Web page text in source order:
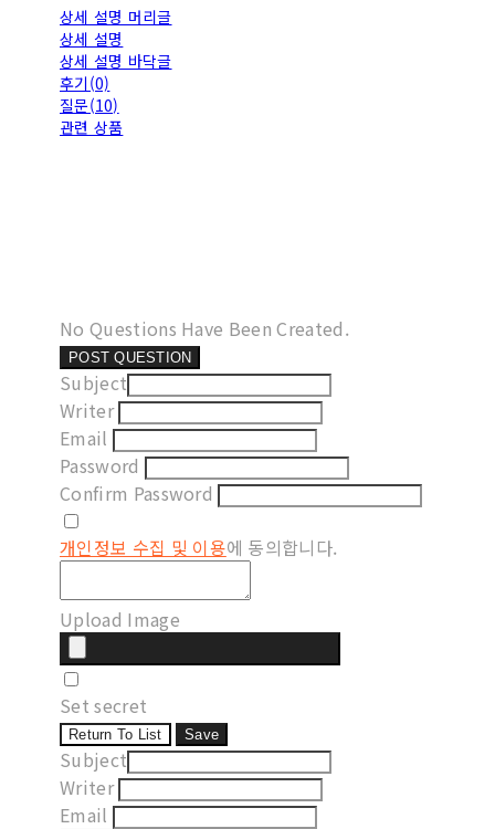
상세 설명 머리글
상세 설명
상세 설명 바닥글
후기(0)
질문(10)
관련 상품
No Questions Have Been Created.
POST QUESTION
Subject
Writer
Email
Password
Confirm Password
개인정보 수집 및 이용에 동의합니다.
Upload Image
Set secret
Return To List Save
Subject
Writer
Email